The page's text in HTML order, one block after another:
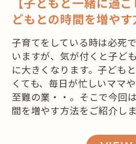
どもとの時間を増やす
子育てをしている時は必死
いますが、気が付くと子ど
に大きくなります。子ども
くても、毎日が忙しいママ
至難の業・・。そこで今回
間を増やす方法をご紹介しま